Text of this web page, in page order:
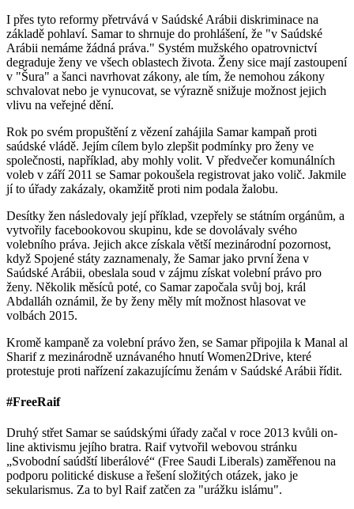
I přes tyto reformy přetrvává v Saúdské Arábii diskriminace na
základě pohlaví. Samar to shrnuje do prohlášení, že "v Saúdské
Arábii nemáme žádná práva." Systém mužského opatrovnictví
degraduje ženy ve všech oblastech života. Ženy sice mají zastoupení
v "Šura" a šanci navrhovat zákony, ale tím, že nemohou zákony
schvalovat nebo je vynucovat, se výrazně snižuje možnost jejich
vlivu na veřejné dění.
Rok po svém propuštění z vězení zahájila Samar kampaň proti
saúdské vládě. Jejím cílem bylo zlepšit podmínky pro ženy ve
společnosti, například, aby mohly volit. V předvečer komunálních
voleb v září 2011 se Samar pokoušela registrovat jako volič. Jakmile
jí to úřady zakázaly, okamžitě proti nim podala žalobu.
Desítky žen následovaly její příklad, vzepřely se státním orgánům, a
vytvořily facebookovou skupinu, kde se dovolávaly svého
volebního práva. Jejich akce získala větší mezinárodní pozornost,
když Spojené státy zaznamenaly, že Samar jako první žena v
Saúdské Arábii, obeslala soud v zájmu získat volební právo pro
ženy. Několik měsíců poté, co Samar započala svůj boj, král
Abdalláh oznámil, že by ženy měly mít možnost hlasovat ve
volbách 2015.
Kromě kampaně za volební právo žen, se Samar připojila k Manal al
Sharif z mezinárodně uznávaného hnutí Women2Drive, které
protestuje proti nařízení zakazujícímu ženám v Saúdské Arábii řídit.
#FreeRaif
Druhý střet Samar se saúdskými úřady začal v roce 2013 kvůli on-
line aktivismu jejího bratra. Raif vytvořil webovou stránku
„Svobodní saúdští liberálové“ (Free Saudi Liberals) zaměřenou na
podporu politické diskuse a řešení složitých otázek, jako je
sekularismus. Za to byl Raif zatčen za "urážku islámu".